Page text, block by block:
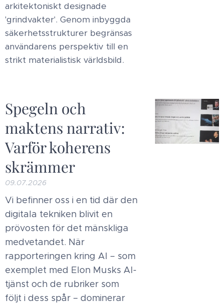
arkitektoniskt designade
'grindvakter'. Genom inbyggda
säkerhetsstrukturer begränsas
användarens perspektiv till en
strikt materialistisk världsbild.
Spegeln och
maktens narrativ:
Varför koherens
skrämmer
09.07.2026
​Vi befinner oss i en tid där den
digitala tekniken blivit en
prövosten för det mänskliga
medvetandet. När
rapporteringen kring AI – som
exemplet med Elon Musks AI-
tjänst och de rubriker som
följt i dess spår – dominerar